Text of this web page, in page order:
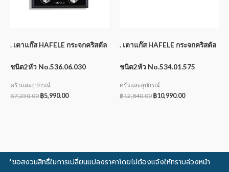
. เตาแก๊ส HAFELE กระจกคริสตัล
ชนิด2หัว No.536.06.030
ครัวและอุปกรณ์
฿7,250.00 ฿5,990.00
. เตาแก๊ส HAFELE กระจกคริสตัล
ชนิด2หัว No.534.01.575
ครัวและอุปกรณ์
฿12,840.00 ฿10,990.00
*ขอสงวนสิทธิ์ในการเปลี่ยนแปลงราคาโดยไม่ต้องแจ้งให้ทราบล่วงหน้า